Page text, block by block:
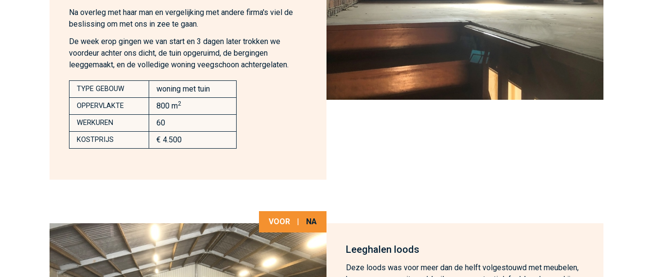
Na overleg met haar man en vergelijking met andere firma's viel de
beslissing om met ons in zee te gaan.
De week erop gingen we van start en 3 dagen later trokken we
voordeur achter ons dicht, de tuin opgeruimd, de bergingen
leeggemaakt, en de volledige woning veegschoon achtergelaten.
TYPE GEBOUW woning met tuin
OPPERVLAKTE 800 m2
WERKUREN 60
KOSTPRIJS € 4.500
VOOR | NA
Leeghalen loods
Deze loods was voor meer dan de helft volgestouwd met meubelen,